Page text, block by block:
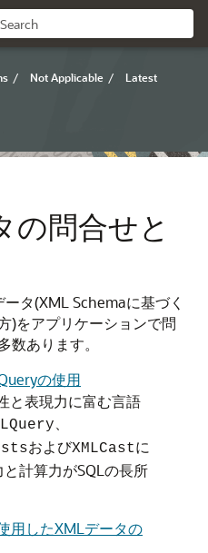
/ Not Applicable / Latest
の問合せと
タ(XML Schemaに基づく
)をアプリケーションで問
数あります。
の使用
と表現力に富む言語
およびXMLCastに
計算力がSQLの長所
用したXMLデータの